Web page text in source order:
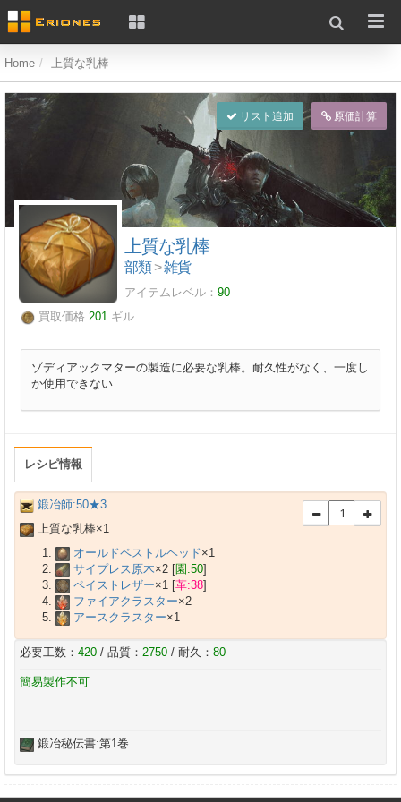
Home 上質な乳棒
リスト追加 原価計算
上質な乳棒
部類>雑貨
アイテムレベル： 90
買取価格 201 ギル
ゾディアックマターの製造に必要な乳棒。耐久性がなく、一度し
か使用できない
レシピ情報
鍛冶師:50★3
上質な乳棒×1
オールドペストルヘッド×1
サイプレス原木×2 [園:50]
ペイストレザー×1 [革:38]
ファイアクラスター×2
アースクラスター×1
必要工数： 420 / 品質： 2750 / 耐久： 80
簡易製作不可
鍛冶秘伝書:第1巻